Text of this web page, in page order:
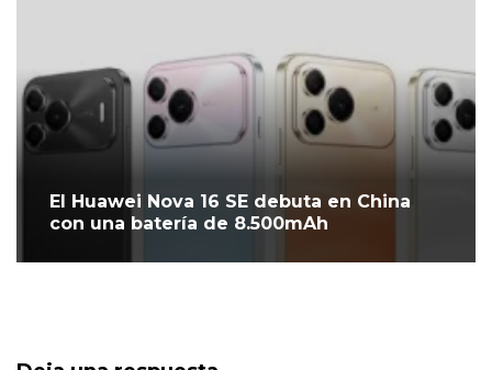
El Huawei Nova 16 SE debuta en China
con una batería de 8.500mAh